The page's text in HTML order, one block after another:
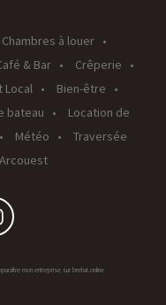
Chambres à louer
& Bar
Crêperie
Local
Bien-être
bateau
Location de
Météo
Traversée
mon entreprise sur brehat.online